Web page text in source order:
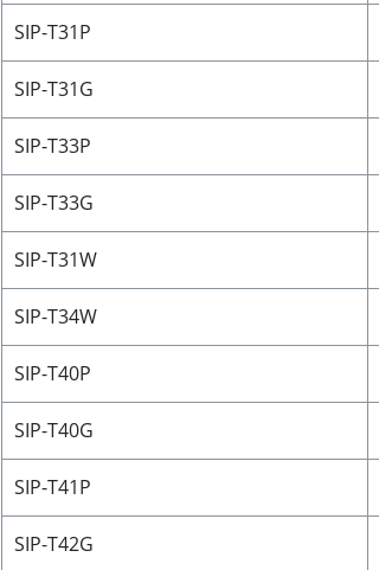
SIP-T31P
SIP-T31G
SIP-T33P
SIP-T33G
SIP-T31W
SIP-T34W
SIP-T40P
SIP-T40G
SIP-T41P
SIP-T42G